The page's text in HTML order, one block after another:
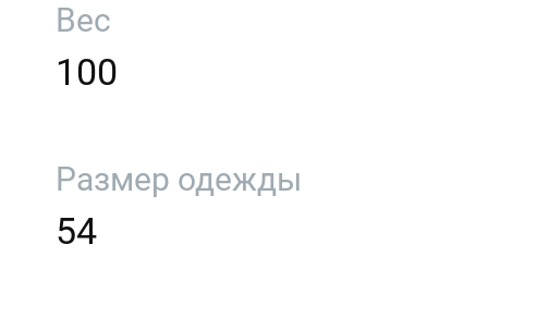
Вес
100
Размер одежды
54